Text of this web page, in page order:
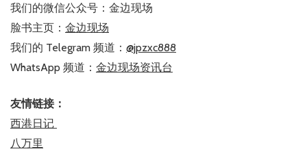
我们的微信公众号：金边现场
脸书主页： 金边现场
我们的 Telegram 频道： @jpzxc888
WhatsApp 频道： 金边现场资讯台
友情链接：
西港日记
八万里